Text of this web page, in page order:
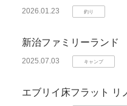
2026.01.23 釣り
新治ファミリーランド
2025.07.03 キャンプ
エブリイ床フラット リ